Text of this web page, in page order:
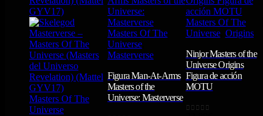
Masters Of The
Universe
Masters Of The
Universe,
Masterverse
Figura Man-At-Arms
Masters of the
Universe: Masterverse
Masters Of The
Universe, Origins
Ninjor Masters of the
Universe Origins
Figura de acción
MOTU